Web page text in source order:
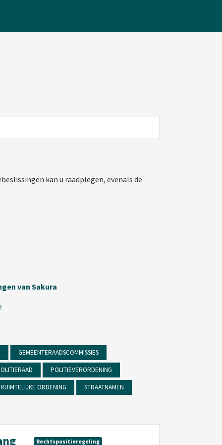
kan u raadplegen, evenals de
van Sakura
GEMEENTERAADSCOMMISSIES
POLITIEVERORDENING
RUIMTELIJKE ORDENING STRAATNAMEN
Rechtspositieregeling